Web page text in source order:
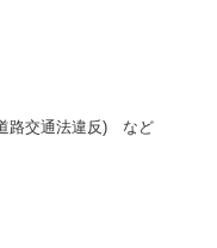
路交通法違反) など